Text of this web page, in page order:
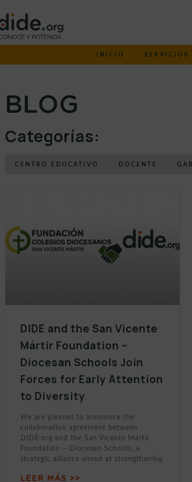
INICIO SERVICIOS
BLOG
Categorías:
CENTRO EDUCATIVO DOCENTE
DIDE and the San Vicente
Mártir Foundation –
Diocesan Schools Join
Forces for Early Attention
to Diversity
We are pleased to announce the
collaboration agreement between
DIDE.org and the San Vicente Mártir
Foundation – Diocesan Schools, a
strategic alliance aimed at strengthening
LEER MÁS >>